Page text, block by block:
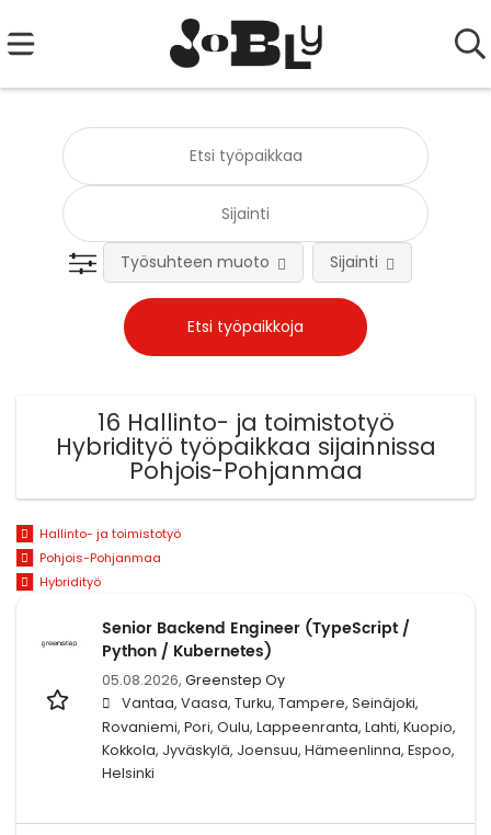
Työsuhteen muoto Sijainti
16 Hallinto- ja toimistotyö
Hybridityö työpaikkaa sijainnissa
Pohjois-Pohjanmaa
Hallinto- ja toimistotyö
Pohjois-Pohjanmaa
Hybridityö
Senior Backend Engineer (TypeScript /
Python / Kubernetes)
05.08.2026, Greenstep Oy
Vantaa, Vaasa, Turku, Tampere, Seinäjoki,
Rovaniemi, Pori, Oulu, Lappeenranta, Lahti, Kuopio,
Kokkola, Jyväskylä, Joensuu, Hämeenlinna, Espoo,
Helsinki